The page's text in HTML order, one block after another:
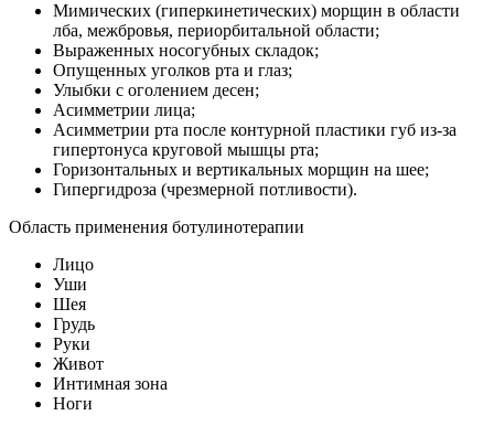
Мимических (гиперкинетических) морщин в области
лба, межбровья, периорбитальной области;
Выраженных носогубных складок;
Опущенных уголков рта и глаз;
Улыбки с оголением десен;
Асимметрии лица;
Асимметрии рта после контурной пластики губ из-за
гипертонуса круговой мышцы рта;
Горизонтальных и вертикальных морщин на шее;
Гипергидроза (чрезмерной потливости).
Область применения ботулинотерапии
Лицо
Уши
Шея
Грудь
Руки
Живот
Интимная зона
Ноги